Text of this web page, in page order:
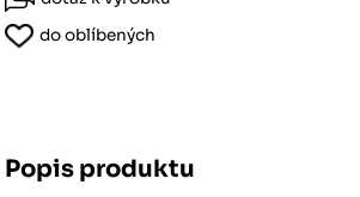
do oblíbených
Popis produktu